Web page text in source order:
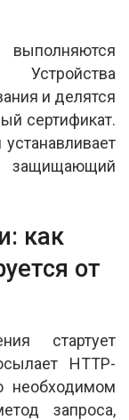
и делятся
сертификат.
как
от
стартует
HTTP-
необходимом
запроса,